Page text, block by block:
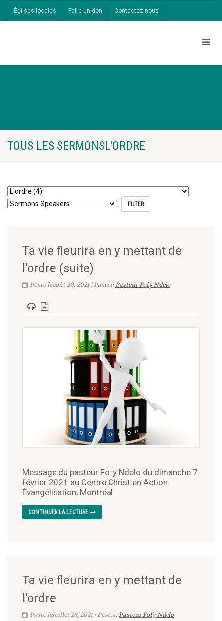
Églises locales Faire un don Contactez-nous
TOUS LES SERMONSL'ORDRE
Ta vie fleurira en y mettant de
l’ordre (suite)
Posté leaoût 20, 2021 | Pastor:Pasteur Fofy Ndelo
Message du pasteur Fofy Ndelo du dimanche 7
février 2021 au Centre Christ en Action
Évangélisation, Montréal
CONTINUER LA LECTURE
Ta vie fleurira en y mettant de
l’ordre
Posté lejuillet 28, 2021 | Pastor:Pasteur Fofy Ndelo